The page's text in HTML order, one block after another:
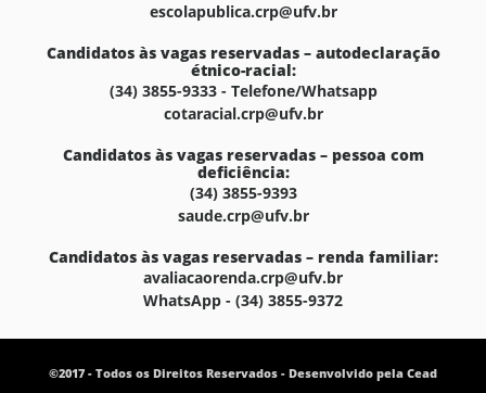
escolapublica.crp@ufv.br
Candidatos às vagas reservadas – autodeclaração
étnico-racial:
(34) 3855-9333 - Telefone/Whatsapp
cotaracial.crp@ufv.br
Candidatos às vagas reservadas – pessoa com
deficiência:
(34) 3855-9393
saude.crp@ufv.br
Candidatos às vagas reservadas – renda familiar:
avaliacaorenda.crp@ufv.br
WhatsApp - (34) 3855-9372
©2017 - Todos os Direitos Reservados - Desenvolvido pela Cead